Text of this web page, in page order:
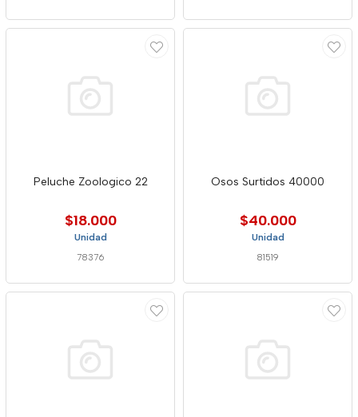
Peluche Zoologico 22
$18.000
Unidad
78376
Osos Surtidos 40000
$40.000
Unidad
81519